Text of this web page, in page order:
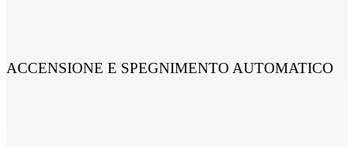
ACCENSIONE E SPEGNIMENTO AUTOMATICO